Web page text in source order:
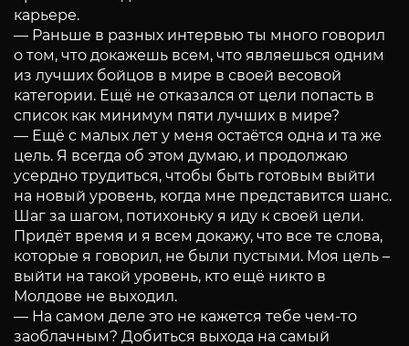
карьере.
— Раньше в разных интервью ты много говорил
о том, что докажешь всем, что являешься одним
из лучших бойцов в мире в своей весовой
категории. Ещё не отказался от цели попасть в
список как минимум пяти лучших в мире?
— Ещё с малых лет у меня остаётся одна и та же
цель. Я всегда об этом думаю, и продолжаю
усердно трудиться, чтобы быть готовым выйти
на новый уровень, когда мне представится шанс.
Шаг за шагом, потихоньку я иду к своей цели.
Придёт время и я всем докажу, что все те слова,
которые я говорил, не были пустыми. Моя цель –
выйти на такой уровень, кто ещё никто в
Молдове не выходил.
— На самом деле это не кажется тебе чем-то
заоблачным? Добиться выхода на самый